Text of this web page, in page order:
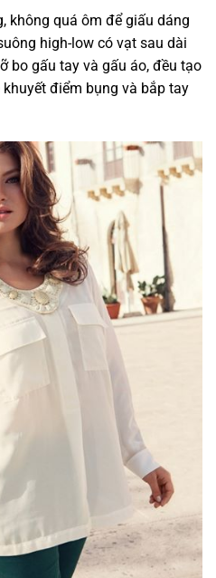
không quá ôm để giấu dáng
high-low có vạt sau dài
bo gấu tay và gấu áo, đều tạo
điểm bụng và bắp tay